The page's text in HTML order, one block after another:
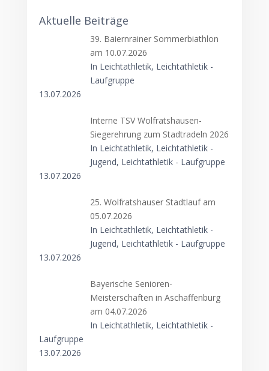
Aktuelle Beiträge
39. Baiernrainer Sommerbiathlon
am 10.07.2026
In Leichtathletik, Leichtathletik -
Laufgruppe
13.07.2026
Interne TSV Wolfratshausen-
Siegerehrung zum Stadtradeln 2026
In Leichtathletik, Leichtathletik -
Jugend, Leichtathletik - Laufgruppe
13.07.2026
25. Wolfratshauser Stadtlauf am
05.07.2026
In Leichtathletik, Leichtathletik -
Jugend, Leichtathletik - Laufgruppe
13.07.2026
Bayerische Senioren-
Meisterschaften in Aschaffenburg
am 04.07.2026
In Leichtathletik, Leichtathletik -
Laufgruppe
13.07.2026